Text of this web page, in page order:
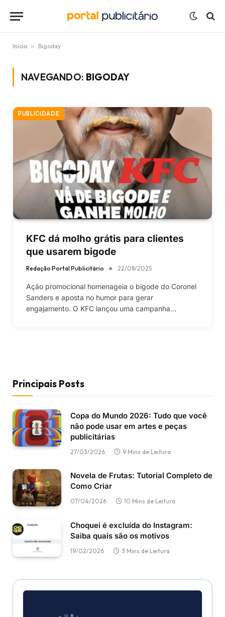
Início » Bigoday
NAVEGANDO: BIGODAY
PUBLICIDADE
KFC dá molho grátis para clientes
que usarem bigode
Redação Portal Publicitário 22/08/2025
Ação promocional homenageia o bigode do Coronel
Sanders e aposta no humor para gerar
engajamento. O KFC lançou uma campanha…
Principais Posts
Copa do Mundo 2026: Tudo que você
não pode usar em artes e peças
publicitárias
27/03/2026 9 Mins de Leitura
Novela de Frutas: Tutorial Completo de
Como Criar
07/04/2026 10 Mins de Leitura
Choquei é excluída do Instagram:
Saiba quais são os motivos
19/02/2026 3 Mins de Leitura